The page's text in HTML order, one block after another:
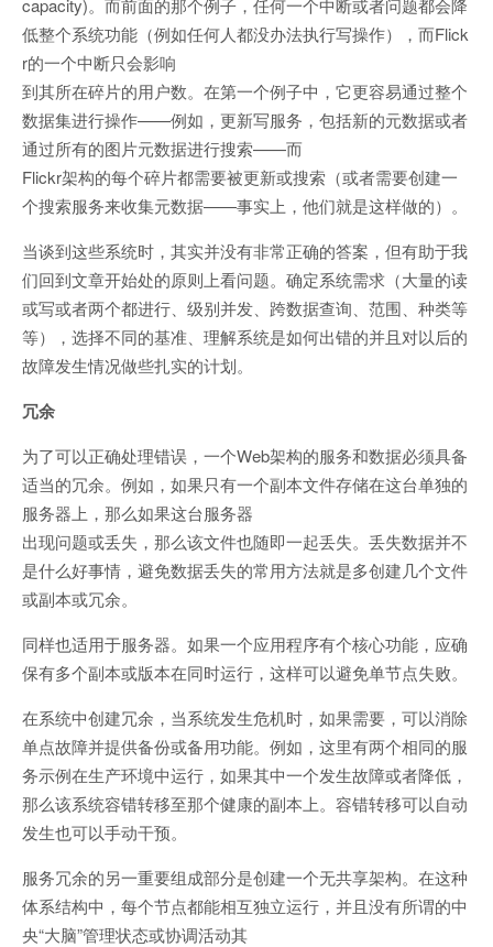
capacity)。而前面的那个例子，任何一个中断或者问题都会降
低整个系统功能（例如任何人都没办法执行写操作），而Flick
r的一个中断只会影响
到其所在碎片的用户数。在第一个例子中，它更容易通过整个
数据集进行操作——例如，更新写服务，包括新的元数据或者
通过所有的图片元数据进行搜索——而
Flickr架构的每个碎片都需要被更新或搜索（或者需要创建一
个搜索服务来收集元数据——事实上，他们就是这样做的）。
当谈到这些系统时，其实并没有非常正确的答案，但有助于我
们回到文章开始处的原则上看问题。确定系统需求（大量的读
或写或者两个都进行、级别并发、跨数据查询、范围、种类等
等），选择不同的基准、理解系统是如何出错的并且对以后的
故障发生情况做些扎实的计划。
冗余
为了可以正确处理错误，一个Web架构的服务和数据必须具备
适当的冗余。例如，如果只有一个副本文件存储在这台单独的
服务器上，那么如果这台服务器
出现问题或丢失，那么该文件也随即一起丢失。丢失数据并不
是什么好事情，避免数据丢失的常用方法就是多创建几个文件
或副本或冗余。
同样也适用于服务器。如果一个应用程序有个核心功能，应确
保有多个副本或版本在同时运行，这样可以避免单节点失败。
在系统中创建冗余，当系统发生危机时，如果需要，可以消除
单点故障并提供备份或备用功能。例如，这里有两个相同的服
务示例在生产环境中运行，如果其中一个发生故障或者降低，
那么该系统容错转移至那个健康的副本上。容错转移可以自动
发生也可以手动干预。
服务冗余的另一重要组成部分是创建一个无共享架构。在这种
体系结构中，每个节点都能相互独立运行，并且没有所谓的中
央“大脑”管理状态或协调活动其